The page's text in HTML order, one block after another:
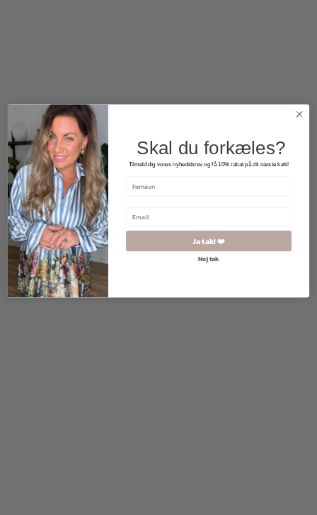
Skal du forkæles?
Tilmeld dig vores nyhedsbrev og få 10% rabat på dit næste køb!
Ja tak! ❤️
Nej tak